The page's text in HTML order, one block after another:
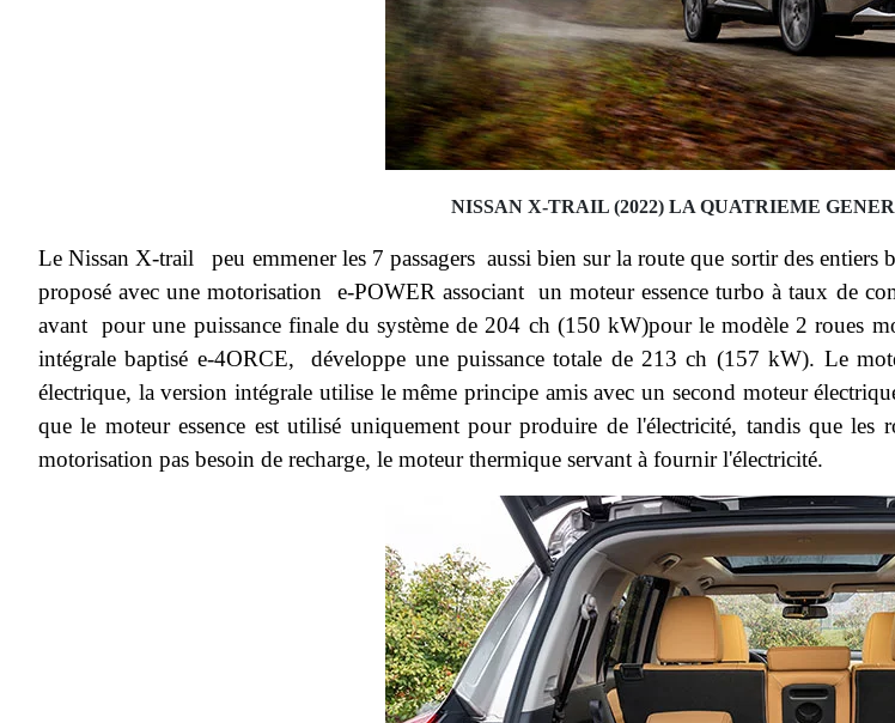
NISSAN X-TRAIL (2022) LA QUATRIEME
Le Nissan X-trail peu emmener les 7 passagers aussi bien sur la route que sortir des entiers
proposé avec une motorisation e-POWER associant un moteur essence turbo à taux de
avant pour une puissance finale du système de 204 ch (150 kW)pour le modèle 2 roues
intégrale baptisé e-4ORCE, développe une puissance totale de 213 ch (157 kW). Le
électrique, la version intégrale utilise le même principe amis avec un second moteur
que le moteur essence est utilisé uniquement pour produire de l'électricité, tandis que les
motorisation pas besoin de recharge, le moteur thermique servant à fournir l'électricité.